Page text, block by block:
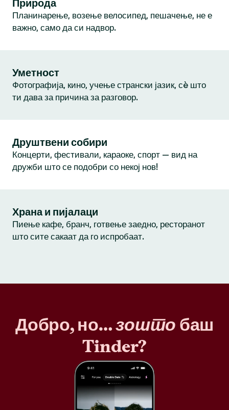
Природа
Планинарење, возење велосипед, пешачење, не е
важно, само да си надвор.
Уметност
Фотографија, кино, учење странски јазик, сè што
ти дава за причина за разговор.
Друштвени собири
Концерти, фестивали, караоке, спорт — вид на
дружби што се подобри со некој нов!
Храна и пијалаци
Пиење кафе, бранч, готвење заедно, ресторанот
што сите сакаат да го испробаат.
Добро, но…зошто баш
Tinder?